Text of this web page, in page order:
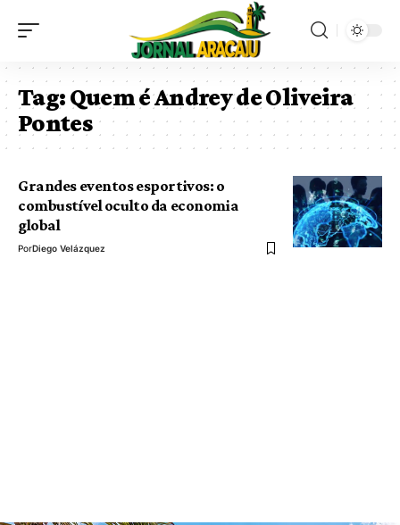
Tag:Quem é Andrey de Oliveira
Pontes
Grandes eventos esportivos: o
combustível oculto da economia
global
PorDiego Velázquez